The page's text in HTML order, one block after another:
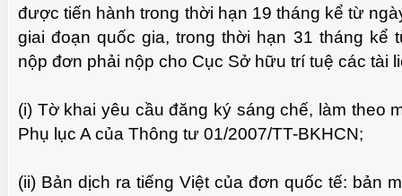
được tiến hành trong thời hạn 19 tháng kể từ
giai đoạn quốc gia, trong thời hạn 31 tháng kể
nộp đơn phải nộp cho Cục Sở hữu trí tuệ các tài
(i) Tờ khai yêu cầu đăng ký sáng chế, làm theo
Phụ lục A của Thông tư 01/2007/TT-BKHCN;
(ii) Bản dịch ra tiếng Việt của đơn quốc tế: bản